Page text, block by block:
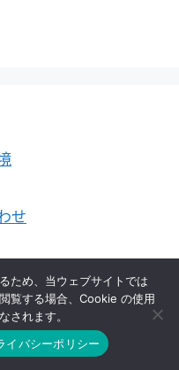
せ
リシー
ため、当ウェブサイトでは
覧する場合、Cookie の使用
されます。
イバシーポリシー